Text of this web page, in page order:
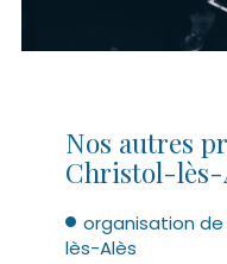
Nos autres
Christol-lès-
organisation
lès-Alès